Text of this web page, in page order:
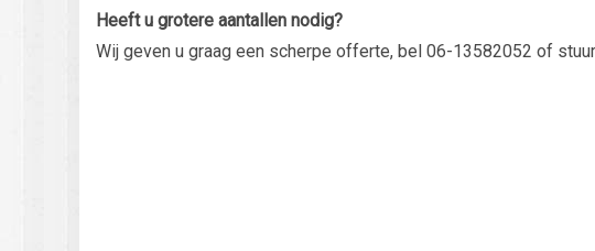
Heeft u grotere aantallen nodig?
Wij geven u graag een scherpe offerte, bel 06-13582052 of